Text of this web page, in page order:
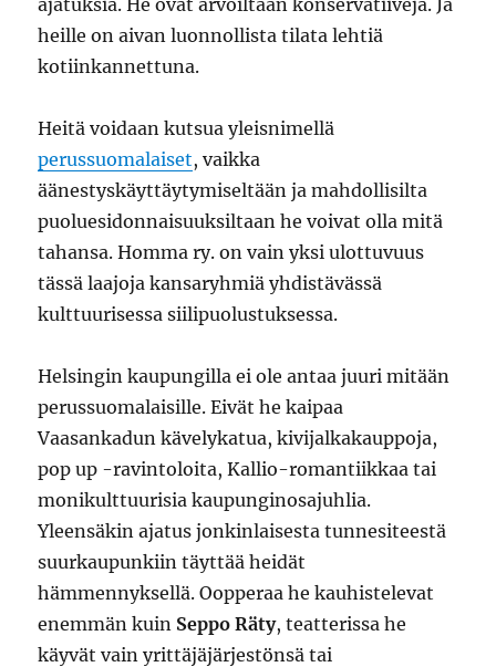
ajatuksia. He ovat arvoiltaan konservatiiveja. Ja
heille on aivan luonnollista tilata lehtiä
kotiinkannettuna.
Heitä voidaan kutsua yleisnimellä
perussuomalaiset, vaikka
äänestyskäyttäytymiseltään ja mahdollisilta
puoluesidonnaisuuksiltaan he voivat olla mitä
tahansa. Homma ry. on vain yksi ulottuvuus
tässä laajoja kansaryhmiä yhdistävässä
kulttuurisessa siilipuolustuksessa.
Helsingin kaupungilla ei ole antaa juuri mitään
perussuomalaisille. Eivät he kaipaa
Vaasankadun kävelykatua, kivijalkakauppoja,
pop up -ravintoloita, Kallio-romantiikkaa tai
monikulttuurisia kaupunginosajuhlia.
Yleensäkin ajatus jonkinlaisesta tunnesiteestä
suurkaupunkiin täyttää heidät
hämmennyksellä. Oopperaa he kauhistelevat
enemmän kuin Seppo Räty, teatterissa he
käyvät vain yrittäjäjärjestönsä tai